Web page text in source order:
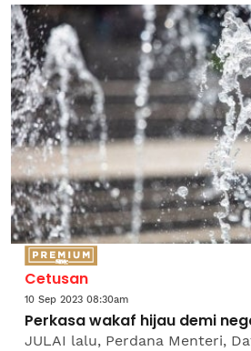
Ridzwan memiliki...
Cetusan
10 Sep 2023 08:30am
Perkasa wakaf hijau demi
JULAI lalu, Perdana Menteri,